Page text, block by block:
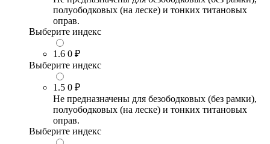
полуободковых (на леске) и тонких титановых
оправ.
Выберите индекс
1.6 0 ₽
Выберите индекс
1.5 0 ₽
Не предназначены для безободковых (без рамки),
полуободковых (на леске) и тонких титановых
оправ.
Выберите индекс